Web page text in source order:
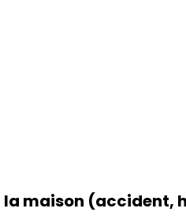
la maison